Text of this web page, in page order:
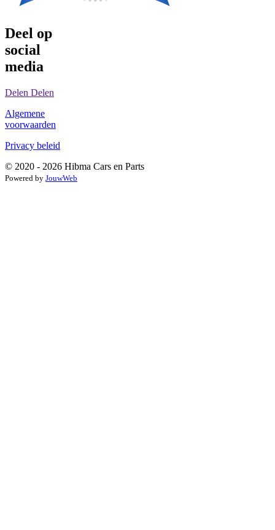
Deel op
social
media
Delen Delen
Algemene
voorwaarden
Privacy beleid
© 2020 - 2026 Hibma Cars en Parts
Powered by JouwWeb